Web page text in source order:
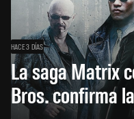
HACE 3 DÍAS
La saga Matrix
Bros. confirma